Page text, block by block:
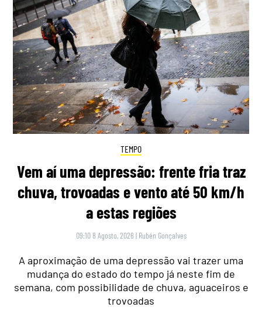
TEMPO
Vem aí uma depressão: frente fria traz
chuva, trovoadas e vento até 50 km/h
a estas regiões
09:10 8 Agosto, 2026 | Rubén Gonçalves
A aproximação de uma depressão vai trazer uma
mudança do estado do tempo já neste fim de
semana, com possibilidade de chuva, aguaceiros e
trovoadas